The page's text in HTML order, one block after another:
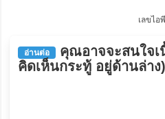
เลขไอ
อ่านต่อ
คุณอาจจะสนใจเ
คิดเห็นกระทู้ อยู่ด้านล่าง)